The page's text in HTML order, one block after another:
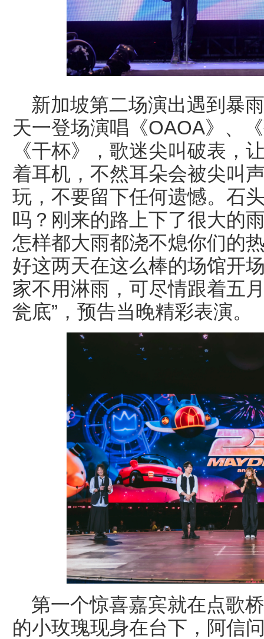
新加坡第二场演出遇到暴
天一登场演唱《OAOA》、
《干杯》，歌迷尖叫破表，
着耳机，不然耳朵会被尖叫
玩，不要留下任何遗憾。石
吗？刚来的路上下了很大的
怎样都大雨都浇不熄你们的
好这两天在这么棒的场馆开
家不用淋雨，可尽情跟着五
瓮底”，预告当晚精彩表演。
第一个惊喜嘉宾就在点歌
的小玫瑰现身在台下，阿信